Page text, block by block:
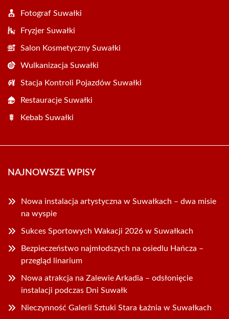
Fotograf Suwałki
Fryzjer Suwałki
Salon Kosmetyczny Suwałki
Wulkanizacja Suwałki
Stacja Kontroli Pojazdów Suwałki
Restauracje Suwałki
Kebab Suwałki
NAJNOWSZE WPISY
Nowa instalacja artystyczna w Suwałkach – dwa misie
na wyspie
Sukces Sportowych Wakacji 2026 w Suwałkach
Bezpieczeństwo najmłodszych na osiedlu Hańcza –
przegląd linarium
Nowa atrakcja na Zalewie Arkadia – odsłonięcie
instalacji podczas Dni Suwałk
Nieczynność Galerii Sztuki Stara Łaźnia w Suwałkach